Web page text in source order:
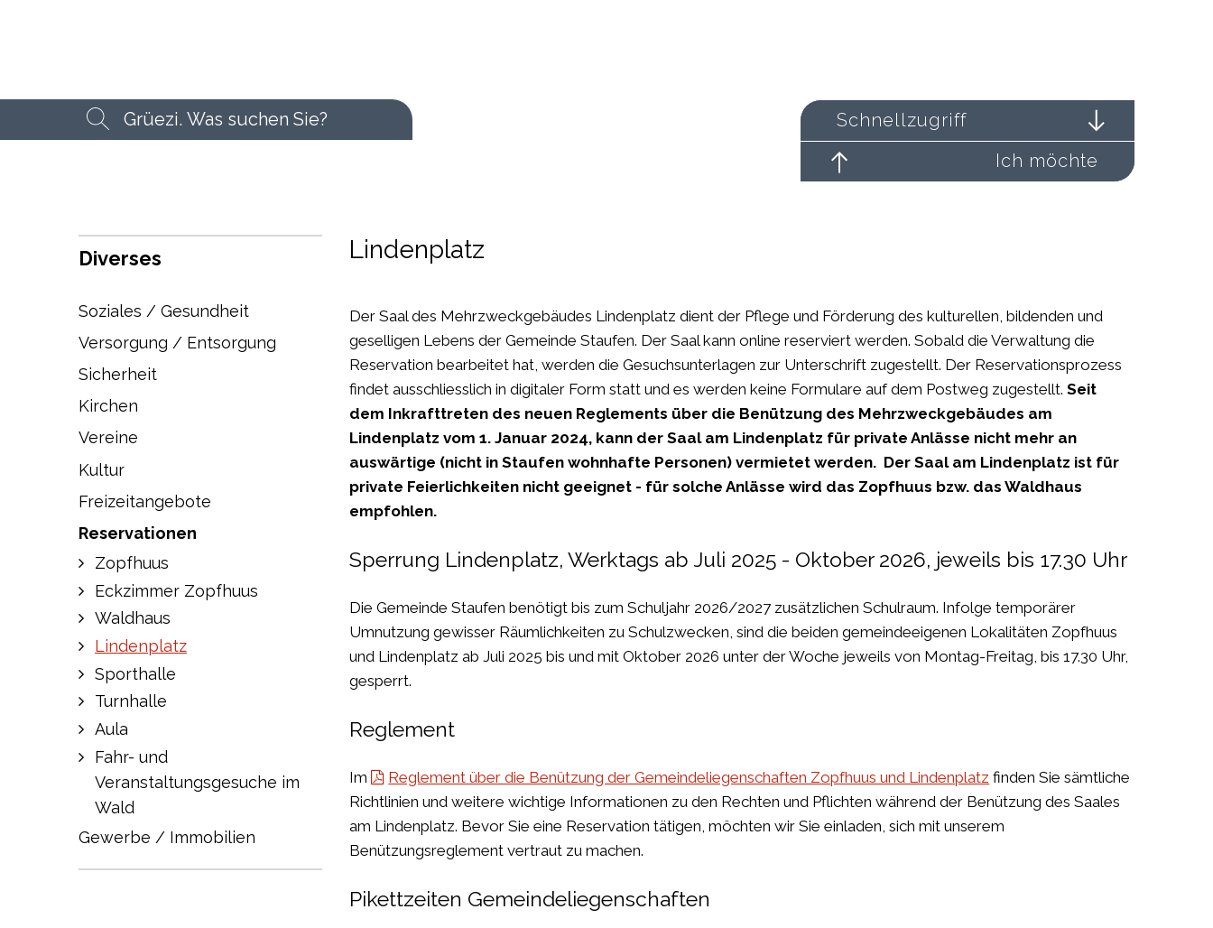
Suchbegriff
Schnellzugriff
Ich möchte
Diverses
Soziales / Gesundheit
Versorgung / Entsorgung
Sicherheit
Kirchen
Vereine
Kultur
Freizeitangebote
Reservationen
Zopfhuus
Eckzimmer Zopfhuus
Waldhaus
Lindenplatz
Sporthalle
Turnhalle
Aula
Fahr- und
Veranstaltungsgesuche im
Wald
Gewerbe / Immobilien
Lindenplatz
Der Saal des Mehrzweckgebäudes Lindenplatz dient der Pflege und Förderung des kulturellen, bildenden und
geselligen Lebens der Gemeinde Staufen. Der Saal kann online reserviert werden. Sobald die Verwaltung die
Reservation bearbeitet hat, werden die Gesuchsunterlagen zur Unterschrift zugestellt. Der Reservationsprozess
findet ausschliesslich in digitaler Form statt und es werden keine Formulare auf dem Postweg zugestellt. Seit
dem Inkrafttreten des neuen Reglements über die Benützung des Mehrzweckgebäudes am
Lindenplatz vom 1. Januar 2024, kann der Saal am Lindenplatz für private Anlässe nicht mehr an
auswärtige (nicht in Staufen wohnhafte Personen) vermietet werden. Der Saal am Lindenplatz ist für
private Feierlichkeiten nicht geeignet - für solche Anlässe wird das Zopfhuus bzw. das Waldhaus
empfohlen.
Sperrung Lindenplatz, Werktags ab Juli 2025 - Oktober 2026, jeweils bis 17.30 Uhr
Die Gemeinde Staufen benötigt bis zum Schuljahr 2026/2027 zusätzlichen Schulraum. Infolge temporärer
Umnutzung gewisser Räumlichkeiten zu Schulzwecken, sind die beiden gemeindeeigenen Lokalitäten Zopfhuus
und Lindenplatz ab Juli 2025 bis und mit Oktober 2026 unter der Woche jeweils von Montag-Freitag, bis 17.30 Uhr,
gesperrt.
Reglement
Im Reglement über die Benützung der Gemeindeliegenschaften Zopfhuus und Lindenplatz finden Sie sämtliche
Richtlinien und weitere wichtige Informationen zu den Rechten und Pflichten während der Benützung des Saales
am Lindenplatz. Bevor Sie eine Reservation tätigen, möchten wir Sie einladen, sich mit unserem
Benützungsreglement vertraut zu machen.
Pikettzeiten Gemeindeliegenschaften